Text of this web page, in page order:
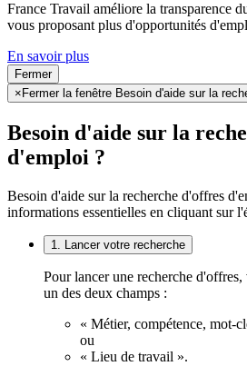
France Travail améliore la transparence
vous proposant plus d'opportunités
En savoir plus
Fermer
× Fermer la fenêtre Besoin d'aide sur la
Besoin d'aide sur la
d'emploi ?
Besoin d'aide sur la recherche d'offres
informations essentielles en cliquant sur
1. Lancer votre recherche
Pour lancer une recherche
un des deux champs :
« Métier, compétence, mot-
ou
« Lieu de travail ».